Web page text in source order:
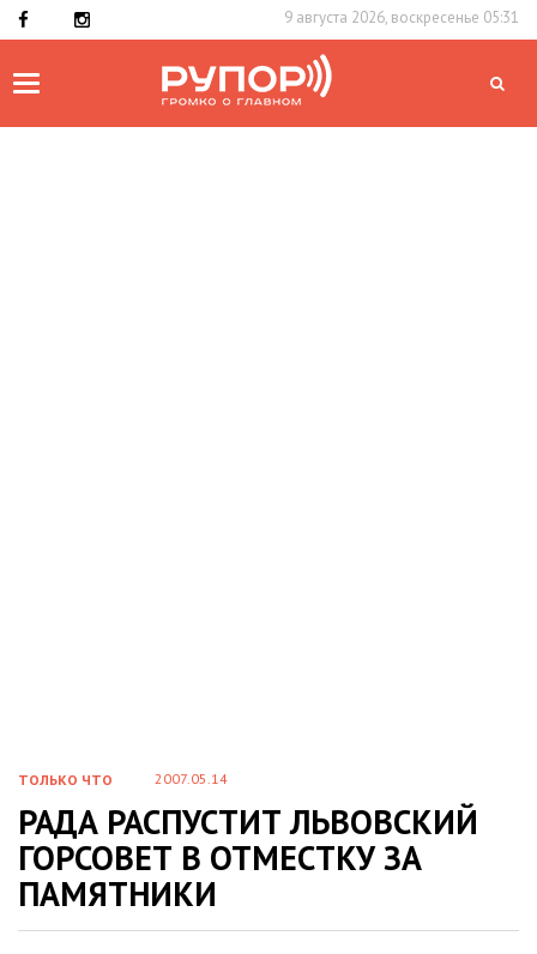
9 августа 2026, воскресенье 05:31
Toggle
ТОЛЬКО ЧТО 2007.05.14
РАДА РАСПУСТИТ ЛЬВОВСКИЙ
ГОРСОВЕТ В ОТМЕСТКУ ЗА
ПАМЯТНИКИ